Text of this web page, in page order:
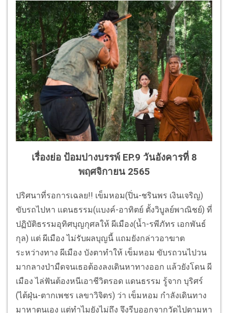
เรื่องย่อ ป้อมปางบรรพ์ EP.9 วันอังคารที่ 8
พฤศจิกายน 2565
ปริศนาที่รอการเฉลย!! เข็มหอม(ปิ่น-ชรินพร เงินเจริญ)
ขับรถไปหา แดนธรรม(แบงค์-อาทิตย์ ตั้งวิบูลย์พาณิชย์) ที่
ปฏิบัติธรรมอุทิศบุญกุศลให้ ผีเมือง(น้ำ-รพีภัทร เอกพันธ์
กุล) แต่ ผีเมือง ไม่รับผลบุญนี้ แถมยังกล่าวอาฆาต
ระหว่างทาง ผีเมือง บังตาทำให้ เข็มหอม ขับรถวนไปวน
มากลางป่ามืดจนเธอต้องลงเดินหาทางออก แล้วยังโดน ผี
เมือง ไล่ฟันต้องหนีเอาชีวิตรอด แดนธรรม รู้จาก บุริศร์
(ไต้ฝุ่น-ตากเพชร เลขาวิจิตร) ว่า เข็มหอม กำลังเดินทาง
มาหาตนเอง แต่ทำไมยังไม่ถึง จึงรีบออกจากวัดไปตามหา